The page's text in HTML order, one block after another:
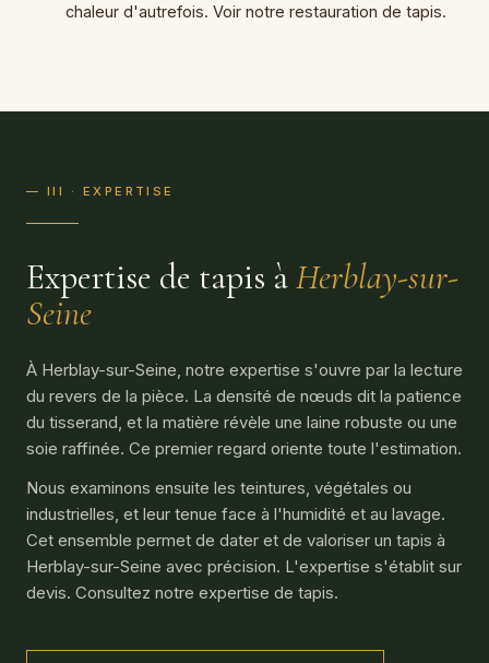
chaleur d'autrefois. Voir notre restauration de tapis.
— III · EXPERTISE
Expertise de tapis àHerblay-sur-
Seine
À Herblay-sur-Seine, notre expertise s'ouvre par la lecture
du revers de la pièce. La densité de nœuds dit la patience
du tisserand, et la matière révèle une laine robuste ou une
soie raffinée. Ce premier regard oriente toute l'estimation.
Nous examinons ensuite les teintures, végétales ou
industrielles, et leur tenue face à l'humidité et au lavage.
Cet ensemble permet de dater et de valoriser un tapis à
Herblay-sur-Seine avec précision. L'expertise s'établit sur
devis. Consultez notre expertise de tapis.